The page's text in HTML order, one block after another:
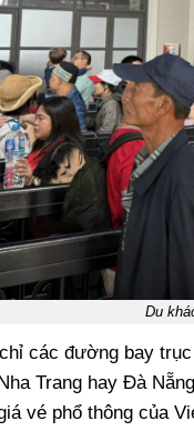
Du
các đường bay
Trang hay Đà
vé phổ thông của